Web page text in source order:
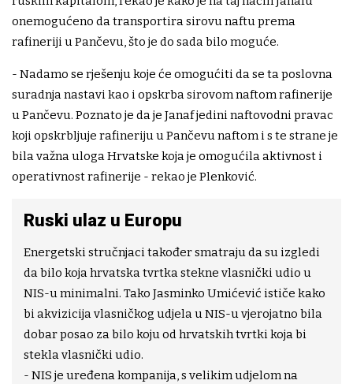
onemogućeno da transportira sirovu naftu prema
rafineriji u Pančevu, što je do sada bilo moguće.
- Nadamo se rješenju koje će omogućiti da se ta poslovna
suradnja nastavi kao i opskrba sirovom naftom rafinerije
u Pančevu. Poznato je da je Janaf jedini naftovodni pravac
koji opskrbljuje rafineriju u Pančevu naftom i s te strane je
bila važna uloga Hrvatske koja je omogućila aktivnost i
operativnost rafinerije - rekao je Plenković.
Ruski ulaz u Europu
Energetski stručnjaci također smatraju da su izgledi
da bilo koja hrvatska tvrtka stekne vlasnički udio u
NIS-u minimalni. Tako Jasminko Umićević ističe kako
bi akvizicija vlasničkog udjela u NIS-u vjerojatno bila
dobar posao za bilo koju od hrvatskih tvrtki koja bi
stekla vlasnički udio.
- NIS je uređena kompanija, s velikim udjelom na